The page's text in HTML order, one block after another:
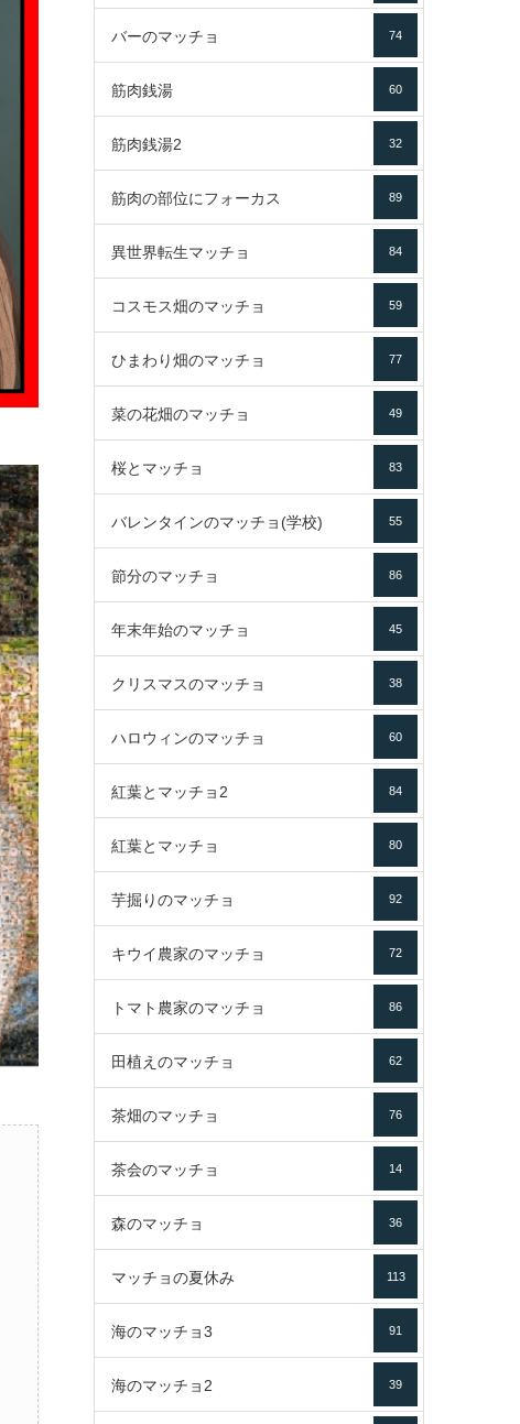
バーのマッチョ 74
筋肉銭湯 60
筋肉銭湯2 32
筋肉の部位にフォーカス 89
異世界転生マッチョ 84
コスモス畑のマッチョ 59
ひまわり畑のマッチョ 77
菜の花畑のマッチョ 49
桜とマッチョ 83
バレンタインのマッチョ(学校) 55
節分のマッチョ 86
年末年始のマッチョ 45
クリスマスのマッチョ 38
ハロウィンのマッチョ 60
紅葉とマッチョ2 84
紅葉とマッチョ 80
芋掘りのマッチョ 92
キウイ農家のマッチョ 72
トマト農家のマッチョ 86
田植えのマッチョ 62
茶畑のマッチョ 76
茶会のマッチョ 14
森のマッチョ 36
マッチョの夏休み 113
海のマッチョ3 91
海のマッチョ2 39